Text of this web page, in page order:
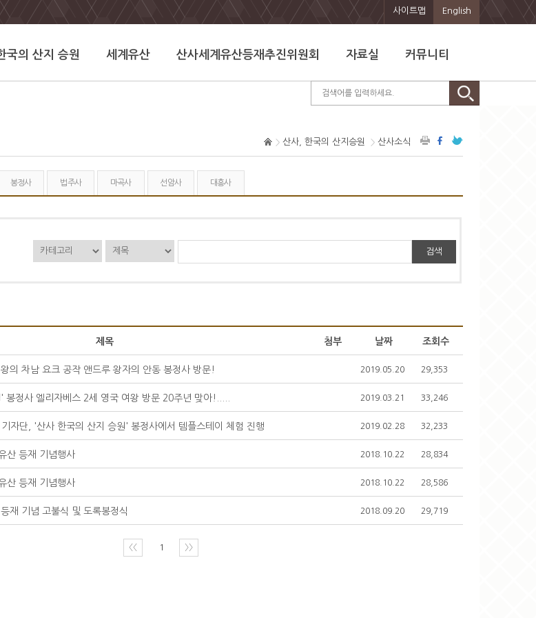
사이트맵 English
국의 산지 승원 세계유산 산사세계유산등재추진위원회 자료실 커뮤니티
산사, 한국의 산지승원 산사소식
봉정사 법주사 마곡사 선암사 대흥사
검색
제목 첨부 날짜 조회수
의 차남 요크 공작 앤드루 왕자의 안동 봉정사 방문! 2019.05.20 29,353
봉정사 엘리자베스 2세 영국 여왕 방문 20주년 맞아!..... 2019.03.21 33,246
자단, '산사 한국의 산지 승원' 봉정사에서 템플스테이 체험 진행 2019.02.28 32,233
산 등재 기념행사 2018.10.22 28,834
산 등재 기념행사 2018.10.22 28,586
재 기념 고불식 및 도록봉정식 2018.09.20 29,719
〈〈 1 〉〉